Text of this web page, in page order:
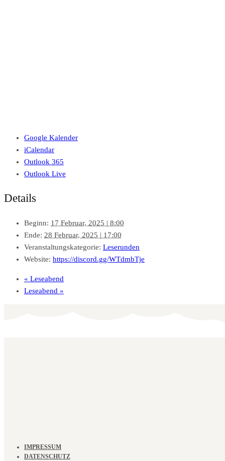
Google Kalender
iCalendar
Outlook 365
Outlook Live
Details
Beginn: 17 Februar, 2025 | 8:00
Ende: 28 Februar, 2025 | 17:00
Veranstaltungskategorie: Leserunden
Website: https://discord.gg/WTdmbTje
« Leseabend
Leseabend »
IMPRESSUM
DATENSCHUTZ